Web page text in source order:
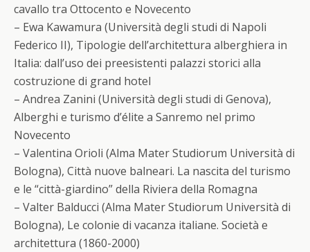
cavallo tra Ottocento e Novecento
– Ewa Kawamura (Università degli studi di Napoli
Federico II), Tipologie dell’architettura alberghiera in
Italia: dall’uso dei preesistenti palazzi storici alla
costruzione di grand hotel
– Andrea Zanini (Università degli studi di Genova),
Alberghi e turismo d’élite a Sanremo nel primo
Novecento
– Valentina Orioli (Alma Mater Studiorum Università di
Bologna), Città nuove balneari. La nascita del turismo
e le “città-giardino” della Riviera della Romagna
– Valter Balducci (Alma Mater Studiorum Università di
Bologna), Le colonie di vacanza italiane. Società e
architettura (1860-2000)